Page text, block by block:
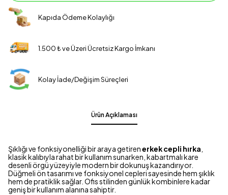
Kapıda Ödeme Kolaylığı
1.500 ₺ ve Üzeri Ücretsiz Kargo İmkanı
Kolay İade/Değişim Süreçleri
Ürün Açıklaması
Şıklığı ve fonksiyonelliği bir araya getirenerkek cepli hırka
klasik kalıbıyla rahat bir kullanım sunarken, kabartmalı kare
desenli örgü yüzeyiyle modern bir dokunuş kazandırıyor.
Düğmeli ön tasarımı ve fonksiyonel cepleri sayesinde hem şıklık
hem de pratiklik sağlar. Ofis stilinden günlük kombinlere kadar
geniş bir kullanım alanına sahiptir.